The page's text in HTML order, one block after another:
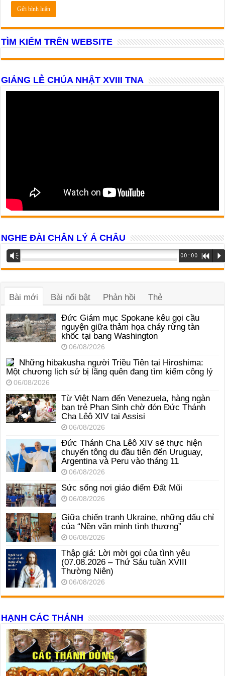
TÌM KIẾM TRÊN WEBSITE
GIẢNG LỄ CHÚA NHẬT XVIII TNA
NGHE ĐÀI CHÂN LÝ Á CHÂU
Trình
phát
Vm 00:00 R P
Bài mới Bài nổi bật Phản hồi Thẻ
Đức Giám mục Spokane kêu gọi cầu
nguyện giữa thảm họa cháy rừng tàn
khốc tại bang Washington
06/08/2026
Những hibakusha người Triều Tiên tại Hiroshima:
Một chương lịch sử bị lãng quên đang tìm kiếm công lý
06/08/2026
Từ Việt Nam đến Venezuela, hàng ngàn
bạn trẻ Phan Sinh chờ đón Đức Thánh
Cha Lêô XIV tại Assisi
06/08/2026
Đức Thánh Cha Lêô XIV sẽ thực hiện
chuyến tông du đầu tiên đến Uruguay,
Argentina và Peru vào tháng 11
06/08/2026
Sức sống nơi giáo điểm Đất Mũi
06/08/2026
Giữa chiến tranh Ukraine, những dấu chỉ
của “Nền văn minh tình thương”
06/08/2026
Thập giá: Lời mời gọi của tình yêu
(07.08.2026 – Thứ Sáu tuần XVIII
Thường Niên)
06/08/2026
HẠNH CÁC THÁNH